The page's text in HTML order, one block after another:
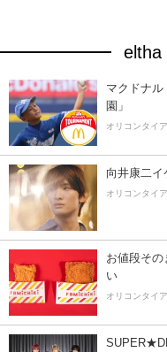
eltha
マクドナ
園」
オリコンタイ
向井康二イ
オリコンタイ
お値段そ
い
オリコンタイ